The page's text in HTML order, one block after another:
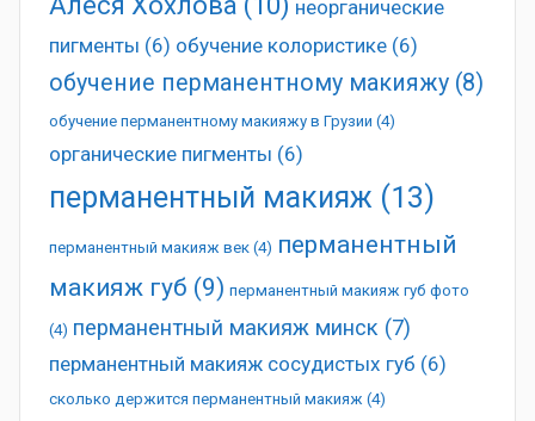
неорганические
пигменты (6) обучение колористике (6)
обучение перманентному макияжу (8)
обучение перманентному макияжу в Грузии (4)
органические пигменты (6)
перманентный макияж (13)
перманентный макияж век (4) перманентный
макияж губ (9) перманентный макияж губ фото
(4) перманентный макияж минск (7)
перманентный макияж сосудистых губ (6)
сколько держится перманентный макияж (4)